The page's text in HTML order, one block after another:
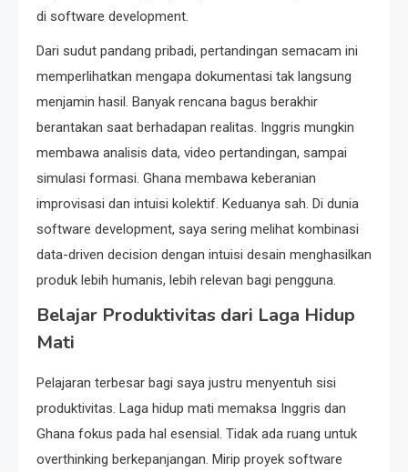
di software development.
Dari sudut pandang pribadi, pertandingan semacam ini
memperlihatkan mengapa dokumentasi tak langsung
menjamin hasil. Banyak rencana bagus berakhir
berantakan saat berhadapan realitas. Inggris mungkin
membawa analisis data, video pertandingan, sampai
simulasi formasi. Ghana membawa keberanian
improvisasi dan intuisi kolektif. Keduanya sah. Di dunia
software development, saya sering melihat kombinasi
data-driven decision dengan intuisi desain menghasilkan
produk lebih humanis, lebih relevan bagi pengguna.
Belajar Produktivitas dari Laga Hidup
Mati
Pelajaran terbesar bagi saya justru menyentuh sisi
produktivitas. Laga hidup mati memaksa Inggris dan
Ghana fokus pada hal esensial. Tidak ada ruang untuk
overthinking berkepanjangan. Mirip proyek software